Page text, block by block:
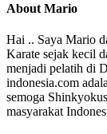
About Mario
Hai .. Saya Mario
Karate sejak kecil
menjadi pelatih di
indonesia.com
semoga
masyarakat